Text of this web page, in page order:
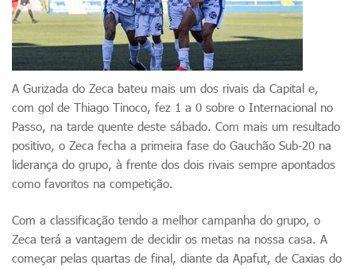
A Gurizada do Zeca bateu mais um dos rivais da Capital e,
com gol de Thiago Tinoco, fez 1 a 0 sobre o Internacional no
Passo, na tarde quente deste sábado. Com mais um resultado
positivo, o Zeca fecha a primeira fase do Gauchão Sub-20 na
liderança do grupo, à frente dos dois rivais sempre apontados
como favoritos na competição.
Com a classificação tendo a melhor campanha do grupo, o
Zeca terá a vantagem de decidir os metas na nossa casa. A
começar pelas quartas de final, diante da Apafut, de Caxias do